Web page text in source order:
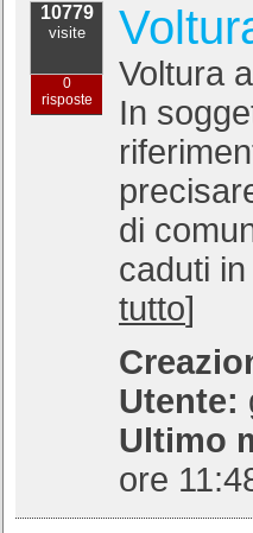
10779
visite
0
risposte
Voltura
In
di
caduti
tutto]
Utente:
Ultimo
ore